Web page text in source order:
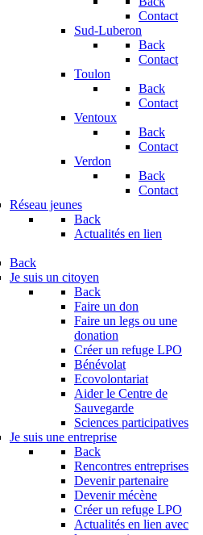
Contact
Sud-Luberon
Back
Contact
Toulon
Back
Contact
Ventoux
Back
Contact
Verdon
Back
Contact
Réseau jeunes
Back
Actualités en lien
Back
Je suis un citoyen
Back
Faire un don
Faire un legs ou une
donation
Créer un refuge LPO
Bénévolat
Ecovolontariat
Aider le Centre de
Sauvegarde
Sciences participatives
Je suis une entreprise
Back
Rencontres entreprises
Devenir partenaire
Devenir mécène
Créer un refuge LPO
Actualités en lien avec